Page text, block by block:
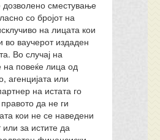
дозволено сместување
со бројот на
на лицата кои
во ваучерот издаден
Во случај на
на повеќе лица од
агенцијата или
на истата го
да не ги
кои не се наведени
или за истите да